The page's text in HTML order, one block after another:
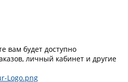
вам будет доступно
личный кабинет и другие